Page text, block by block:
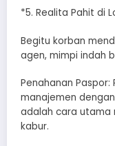
*​5. Realita Pahit di
​Begitu korban
agen, mimpi indah
​Penahanan
manajemen
adalah cara utama
kabur.